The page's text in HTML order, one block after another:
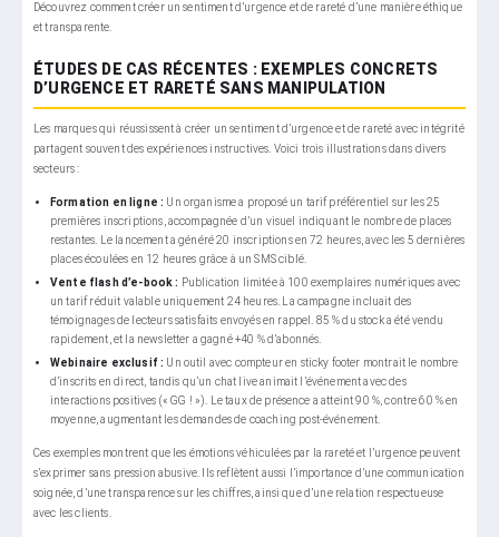
Découvrez comment créer un sentiment d’urgence et de rareté d’une manière éthique
et transparente.
ÉTUDES DE CAS RÉCENTES : EXEMPLES CONCRETS
D’URGENCE ET RARETÉ SANS MANIPULATION
Les marques qui réussissent à créer un sentiment d’urgence et de rareté avec intégrité
partagent souvent des expériences instructives. Voici trois illustrations dans divers
secteurs :
Formation en ligne : Un organisme a proposé un tarif préférentiel sur les 25
premières inscriptions, accompagnée d’un visuel indiquant le nombre de places
restantes. Le lancement a généré 20 inscriptions en 72 heures, avec les 5 dernières
places écoulées en 12 heures grâce à un SMS ciblé.
Vente flash d’e-book : Publication limitée à 100 exemplaires numériques avec
un tarif réduit valable uniquement 24 heures. La campagne incluait des
témoignages de lecteurs satisfaits envoyés en rappel. 85 % du stock a été vendu
rapidement, et la newsletter a gagné +40 % d’abonnés.
Webinaire exclusif : Un outil avec compteur en sticky footer montrait le nombre
d’inscrits en direct, tandis qu’un chat live animait l’événement avec des
interactions positives (« GG ! »). Le taux de présence a atteint 90 %, contre 60 % en
moyenne, augmentant les demandes de coaching post-événement.
Ces exemples montrent que les émotions véhiculées par la rareté et l’urgence peuvent
s’exprimer sans pression abusive. Ils reflètent aussi l’importance d’une communication
soignée, d’une transparence sur les chiffres, ainsi que d’une relation respectueuse
avec les clients.